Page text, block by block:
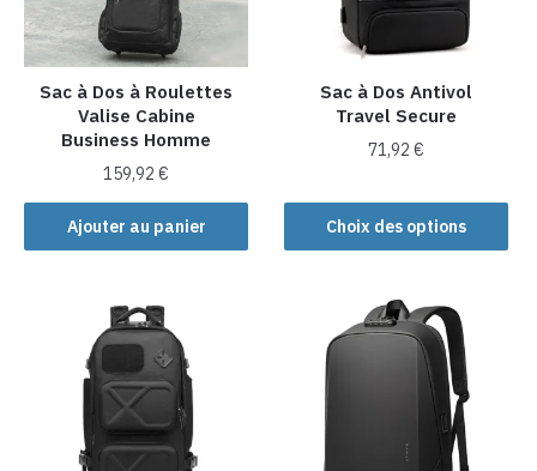
choisies
sur
la
page
du
produit
sur
la
page
du
Sac à Dos à Roulettes
Valise Cabine
Business Homme
159,92€
Ajouter au panier
Sac à Dos Antivol
Travel Secure
71,92€
Choix des options
produit
a
variations.
Les
options
peuvent
choisies